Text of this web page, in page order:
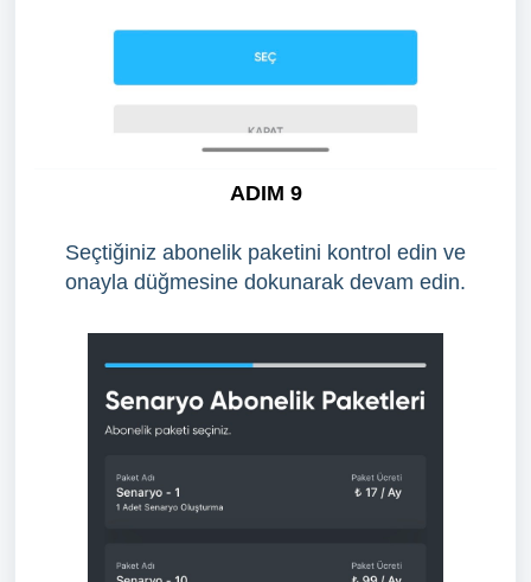
ADIM 9
Seçtiğiniz abonelik paketini kontrol edin ve
onayla düğmesine dokunarak devam edin.